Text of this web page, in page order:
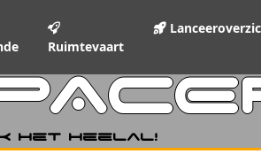
Ruimtevaart
het heelal!